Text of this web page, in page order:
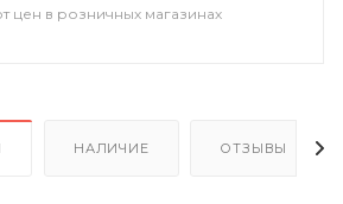
цен в розничных магазинах
НАЛИЧИЕ ОТЗЫВЫ